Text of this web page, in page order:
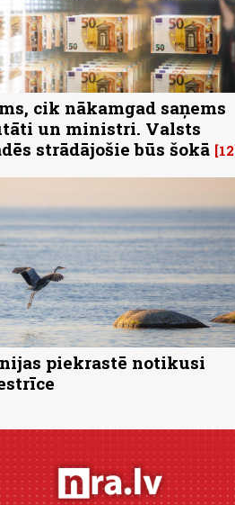
cik nākamgad saņems
un ministri. Valsts
strādājošie būs šokā 12
piekrastē notikusi